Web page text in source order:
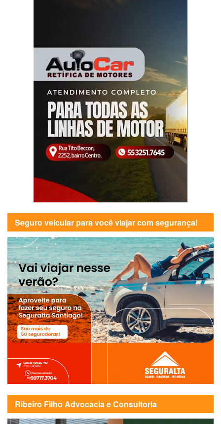
Seguro veicular para você viajar com segurança!
Ribeiro Filho Advocacia e Consultoria